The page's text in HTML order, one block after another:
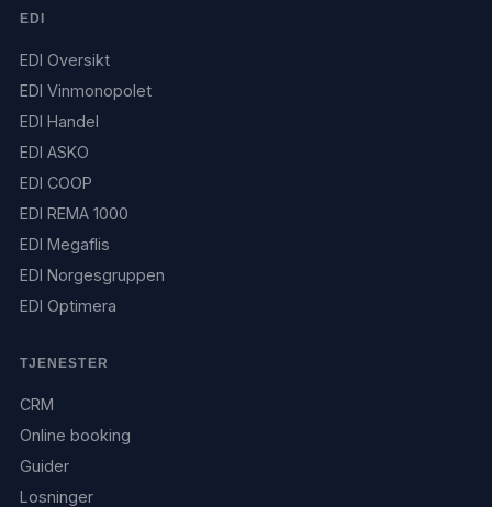
EDI
EDI Oversikt
EDI Vinmonopolet
EDI Handel
EDI ASKO
EDI COOP
EDI REMA 1000
EDI Megaflis
EDI Norgesgruppen
EDI Optimera
TJENESTER
CRM
Online booking
Guider
Losninger